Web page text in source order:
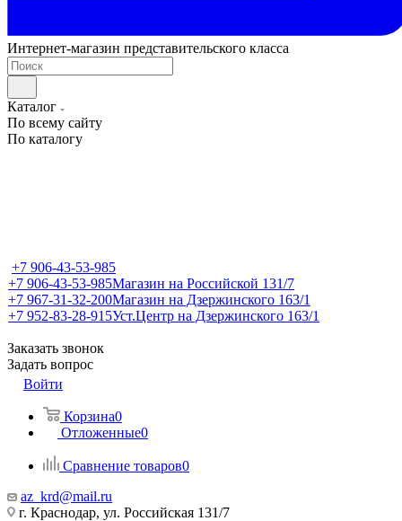
Интернет-магазин представительского класса
Каталог
По всему сайту
По каталогу
+7 906-43-53-985
+7 906-43-53-985Магазин на Российской 131/7
+7 967-31-32-200Магазин на Дзержинского 163/1
+7 952-83-28-915Уст.Центр на Дзержинского 163/1
Заказать звонок
Задать вопрос
Войти
Корзина0
Отложенные0
Сравнение товаров0
az_krd@mail.ru
г. Краснодар, ул. Российская 131/7